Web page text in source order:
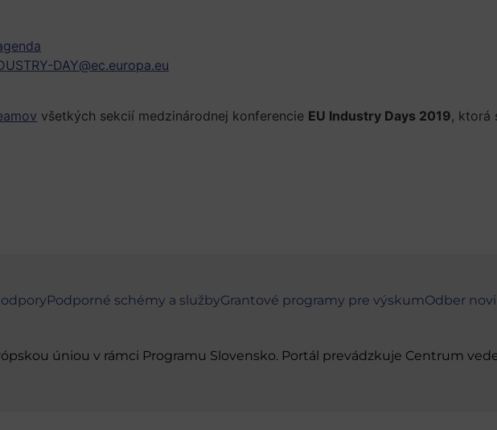
DAY@ec.europa.eu
všetkých sekcií medzinárodnej konferencie EU Industry Days 2019, ktorá
Podporné schémy a službyGrantové programy pre výskumOdber
úniou v rámci Programu Slovensko. Portál prevádzkuje Centrum